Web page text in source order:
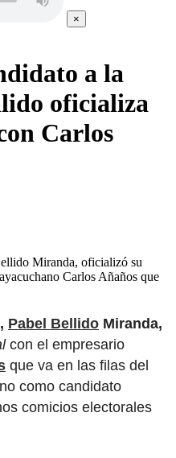
×
a la
oficializa
Carlos
Miranda, oficializó su
Carlos Añaños que
Pabel Bellido Miranda,
con el empresario
que va en las filas del
como candidato
comicios electorales